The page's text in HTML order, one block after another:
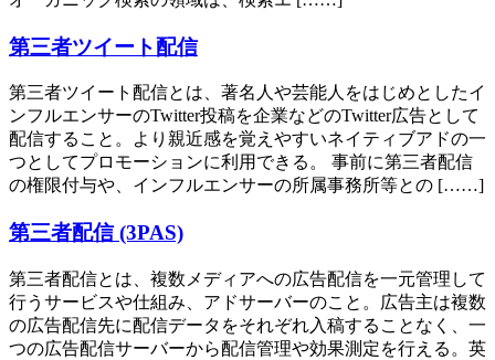
第三者ツイート配信
第三者ツイート配信とは、著名人や芸能人をはじめとしたイ
ンフルエンサーのTwitter投稿を企業などのTwitter広告として
配信すること。より親近感を覚えやすいネイティブアドの一
つとしてプロモーションに利用できる。 事前に第三者配信
の権限付与や、インフルエンサーの所属事務所等との [……]
第三者配信 (3PAS)
第三者配信とは、複数メディアへの広告配信を一元管理して
行うサービスや仕組み、アドサーバーのこと。広告主は複数
の広告配信先に配信データをそれぞれ入稿することなく、一
つの広告配信サーバーから配信管理や効果測定を行える。英